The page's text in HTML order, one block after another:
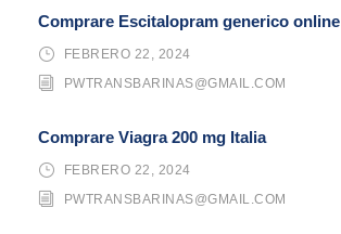
Comprare Escitalopram generico online
FEBRERO 22, 2024
PWTRANSBARINAS@GMAIL.COM
Comprare Viagra 200 mg Italia
FEBRERO 22, 2024
PWTRANSBARINAS@GMAIL.COM